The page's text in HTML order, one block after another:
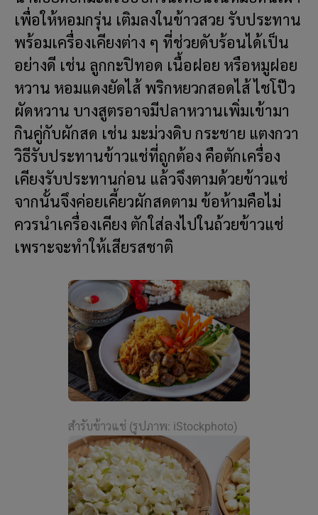
เพื่อให้หอมกรุ่น เติมลงในข้าวสวย รับประทาน
พร้อมเครื่องเคียงต่าง ๆ ที่ช่วยดับร้อนได้เป็น
อย่างดี เช่น ลูกกะปิทอด เนื้อฝอย หรือหมูฝอย
หวาน หอมแดงยัดไส้ พริกหยวกสอดไส้ ไชโป๊ว
ผัดหวาน บางสูตรอาจมีปลาหวานเพิ่มเข้ามา
กินคู่กับผักสด เช่น มะม่วงดิบ กระชาย แตงกวา
วิธีรับประทานข้าวแช่ที่ถูกต้อง คือตักเครื่อง
เคียงรับประทานก่อน แล้วจึงตามด้วยข้าวแช่
จากนั้นจึงค่อยเคี้ยวผักสดตาม ข้อห้ามคือไม่
ควรนำเครื่องเคียง ตักใส่ลงไปในถ้วยข้าวแช่
เพราะจะทำให้เสียรสชาติ
สำรับข้าวแช่ (รูปภาพ: iStockphoto)